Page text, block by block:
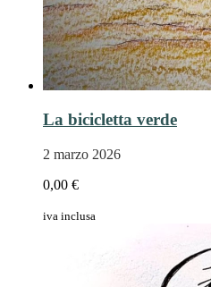
La bicicletta verde
2 marzo 2026
0,00 €
iva inclusa